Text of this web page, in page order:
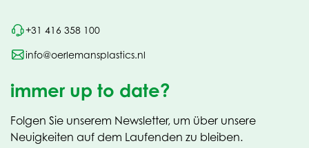
+31 416 358 100
info@oerlemansplastics.nl
immer up to date?
Folgen Sie unserem Newsletter, um über unsere
Neuigkeiten auf dem Laufenden zu bleiben.